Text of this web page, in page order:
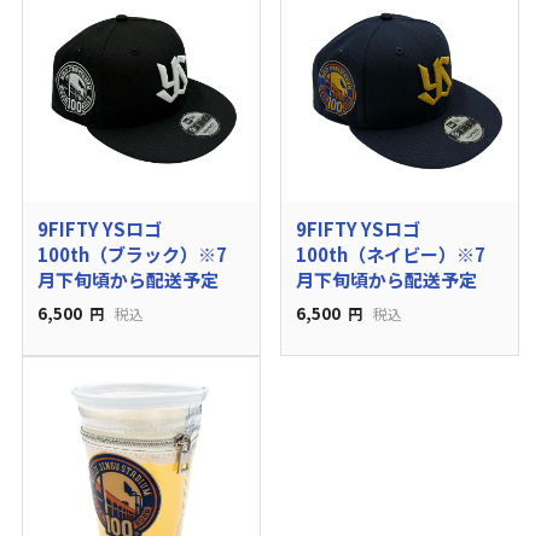
9FIFTY YSロゴ
100th（ブラック）※7
月下旬頃から配送予定
6,500 円 税込
9FIFTY YSロゴ
100th（ネイビー）※7
月下旬頃から配送予定
6,500 円 税込